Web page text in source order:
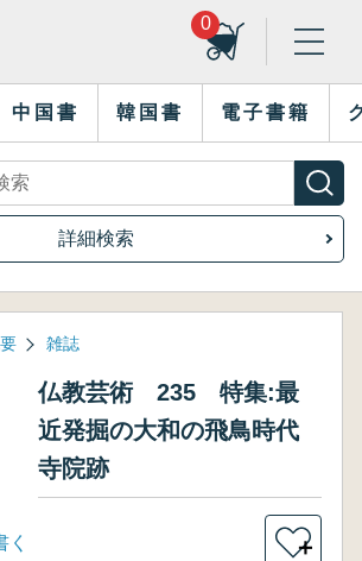
0
中国書 韓国書 電子書籍
詳細検索
雑誌
仏教芸術 235 特集:最
近発掘の大和の飛鳥時代
寺院跡
く ＋